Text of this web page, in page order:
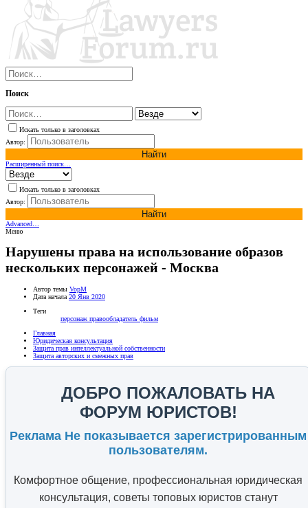
Поиск
Искать только в заголовках
Автор:
Найти
Расширенный поиск…
Искать только в заголовках
Автор:
Найти
Advanced…
Меню
Нарушены права на использование образов
нескольких персонажей - Москва
Автор темы VopM
Дата начала 20 Янв 2020
Теги
персонаж правообладатель фильм
Главная
Юридическая консультация
Защита прав интеллектуальной собственности
Защита авторских и смежных прав
ДОБРО ПОЖАЛОВАТЬ НА
ФОРУМ ЮРИСТОВ!
Реклама Не показывается зарегистрированным
пользователям.
Комфортное общение, профессиональная юридическая
консультация, советы топовых юристов станут